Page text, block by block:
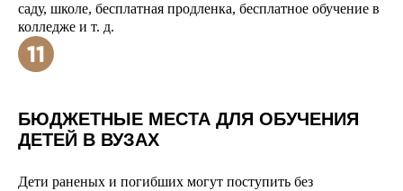
саду, школе, бесплатная продленка, бесплатное обучение в
колледже и т. д.
БЮДЖЕТНЫЕ МЕСТА ДЛЯ ОБУЧЕНИЯ
ДЕТЕЙ В ВУЗАХ
Дети раненых и погибших могут поступить без